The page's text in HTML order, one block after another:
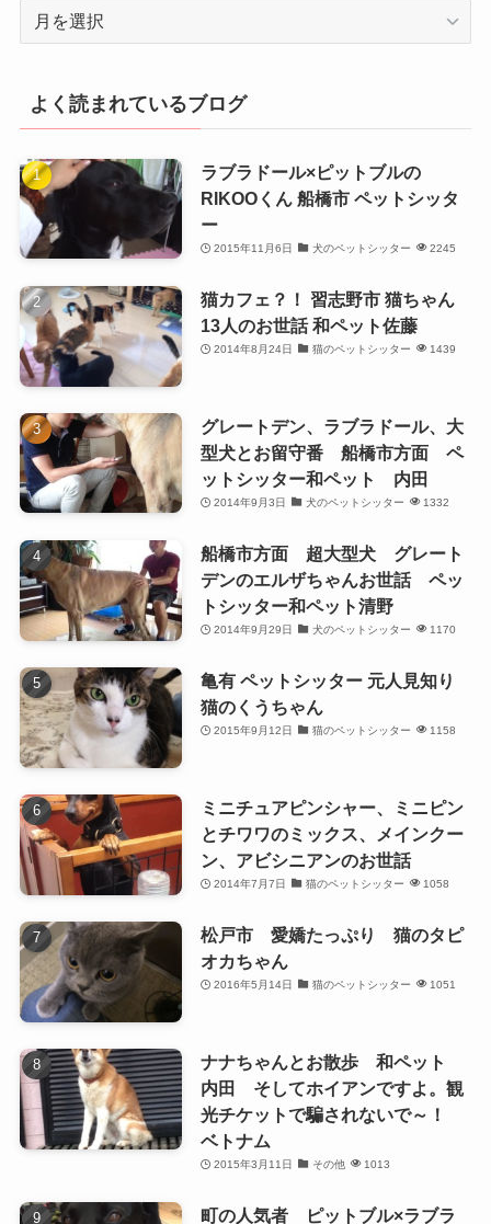
よく読まれているブログ
ラブラドール×ピットブルの
RIKOOくん 船橋市 ペットシッタ
ー
2015年11月6日 犬のペットシッター 2245
猫カフェ？！ 習志野市 猫ちゃん
13人のお世話 和ペット佐藤
2014年8月24日 猫のペットシッター 1439
グレートデン、ラブラドール、大
型犬とお留守番 船橋市方面 ペ
ットシッター和ペット 内田
2014年9月3日 犬のペットシッター 1332
船橋市方面 超大型犬 グレート
デンのエルザちゃんお世話 ペッ
トシッター和ペット清野
2014年9月29日 犬のペットシッター 1170
亀有 ペットシッター 元人見知り
猫のくうちゃん
2015年9月12日 猫のペットシッター 1158
ミニチュアピンシャー、ミニピン
とチワワのミックス、メインクー
ン、アビシニアンのお世話
2014年7月7日 猫のペットシッター 1058
松戸市 愛嬌たっぷり 猫のタピ
オカちゃん
2016年5月14日 猫のペットシッター 1051
ナナちゃんとお散歩 和ペット
内田 そしてホイアンですよ。観
光チケットで騙されないで～！
ベトナム
2015年3月11日 その他 1013
町の人気者 ピットブル×ラブラ